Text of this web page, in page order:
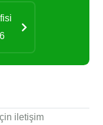
iletişim